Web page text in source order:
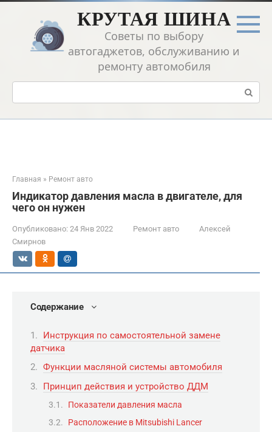
Перейти
контенту
КРУТАЯ ШИНА
Советы по выбору
автогаджетов, обслуживанию и
ремонту автомобиля
Поиск:
Главная » Ремонт авто
Индикатор давления масла в двигателе, для
чего он нужен
Опубликовано: 24 Янв 2022 Ремонт авто
Алексей
Смирнов
Содержание
Инструкция по самостоятельной замене
датчика
Функции масляной системы автомобиля
Принцип действия и устройство ДДМ
Показатели давления масла
Расположение в Mitsubishi Lancer